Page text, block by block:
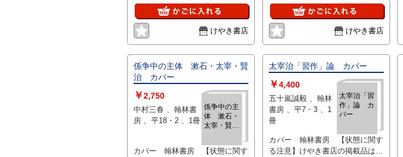
て、状態に関わらず「中古品
（並）」と表示されています。
「日本の古本屋」は６段階の「状
態」表記が必須となりましたが、
簡易な区分けは適切ではない（不
可能な）為、状態欄の「中古品
（並）」という表現は考慮にいれ
ないで下さい。痛みなどの瑕疵に
つきましては、解説欄等をご参考
にして下さい。状態表記の無いも
のは特に問題なく良好とお考え下
けやき書店
て、状態に関わらず「中古品
（並）」と表示されています。
「日本の古本屋」は６段階の「状
態」表記が必須となりましたが、
簡易な区分けは適切ではない（不
可能な）為、状態欄の「中古品
（並）」という表現は考慮にいれ
ないで下さい。痛みなどの瑕疵に
つきましては、解説欄等をご参考
にして下さい。状態表記の無いも
のは特に問題なく良好とお考え下
さい。:
けやき書店
係争中の主体 漱石・太宰・賢
治 カバー
係争中の主
体 漱石・
太宰・賢
￥2,750
中村三春 、翰林書
房 、平18・2 、1冊
カバー 翰林書房 【状態に関す
太宰治「習作」論 カバー
太宰治「習
作」論 カ
バー
￥4,400
五十嵐誠毅 、翰林
書房 、平7・3 、1
冊
カバー 翰林書房 【状態に関す
る注意】けやき書店の掲載品は全